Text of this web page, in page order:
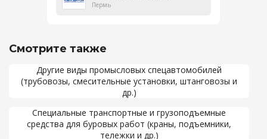
Пермь
Смотрите также
Другие виды промысловых спецавтомобилей
(трубовозы, смесительные установки, штанговозы и
др.)
Специальные транспортные и грузоподъемные
средства для буровых работ (краны, подъемники,
тележки и др.)